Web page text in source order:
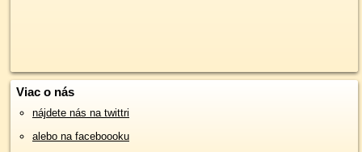
Viac o nás
nájdete nás na twittri
alebo na faceboooku